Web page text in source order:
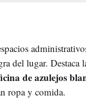
del lugar. Destaca
de azulejos
ropa y comida.